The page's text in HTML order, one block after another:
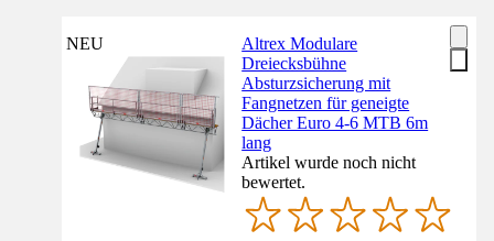
NEU
Altrex Modulare
Dreiecksbühne
Absturzsicherung mit
Fangnetzen für geneigte
Dächer Euro 4-6 MTB 6m
lang
Artikel wurde noch nicht
bewertet.